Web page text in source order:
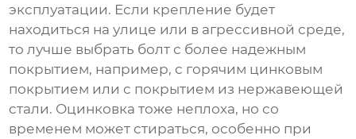
эксплуатации. Если крепление будет
находиться на улице или в агрессивной среде,
то лучше выбрать болт с более надежным
покрытием, например, с горячим цинковым
покрытием или с покрытием из нержавеющей
стали. Оцинковка тоже неплоха, но со
временем может стираться, особенно при